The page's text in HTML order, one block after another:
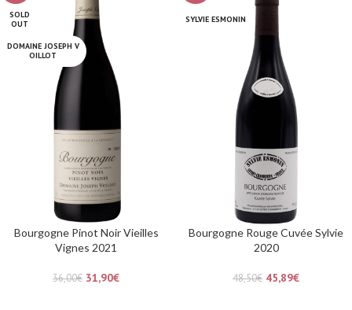
SOLD
OUT
DOMAINE JOSEPH V
OILLOT
Bourgogne Pinot Noir Vieilles
Vignes 2021
36,00€ 31,90€
SYLVIE ESMONIN
Bourgogne Rouge Cuvée Sylvie
2020
48,50€ 45,89€